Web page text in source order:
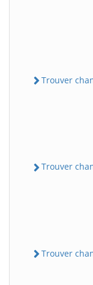
Trouver
Trouver
Trouver